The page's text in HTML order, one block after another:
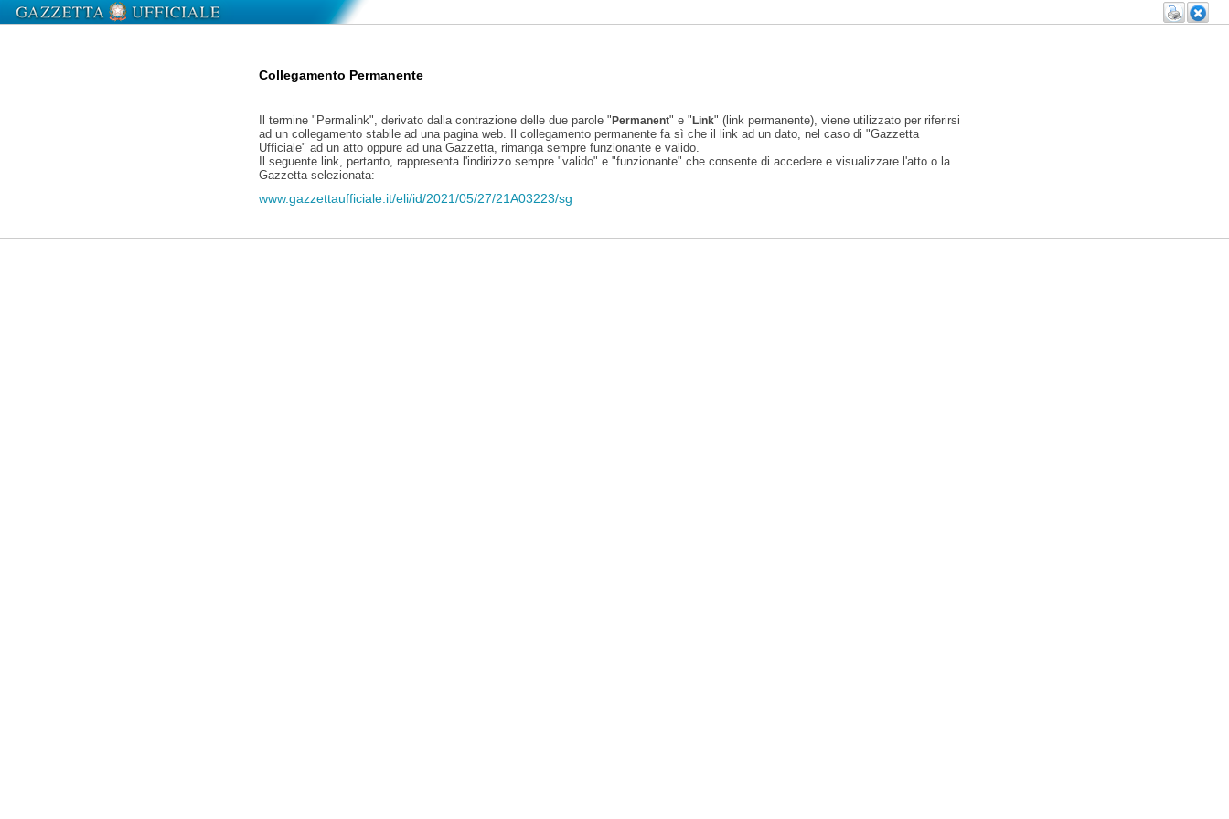
Collegamento Permanente
Il termine "Permalink", derivato dalla contrazione delle due parole "Permanent" e "Link" (link permanente), viene utilizzato per riferirsi
ad un collegamento stabile ad una pagina web. Il collegamento permanente fa sì che il link ad un dato, nel caso di "Gazzetta
Ufficiale" ad un atto oppure ad una Gazzetta, rimanga sempre funzionante e valido.
Il seguente link, pertanto, rappresenta l'indirizzo sempre "valido" e "funzionante" che consente di accedere e visualizzare l'atto o la
Gazzetta selezionata:
www.gazzettaufficiale.it/eli/id/2021/05/27/21A03223/sg